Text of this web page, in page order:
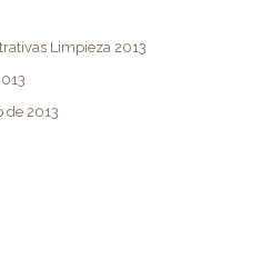
Limpieza 2013
de 2013